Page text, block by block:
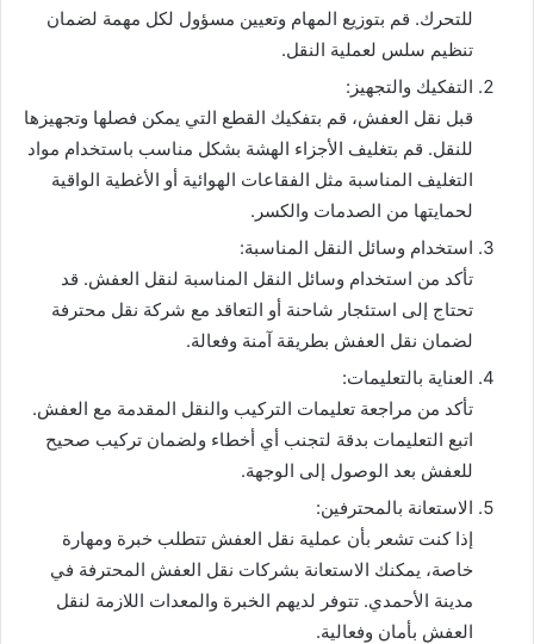
للتحرك. قم بتوزيع المهام وتعيين مسؤول لكل مهمة لضمان
تنظيم سلس لعملية النقل.
التفكيك والتجهيز:
قبل نقل العفش، قم بتفكيك القطع التي يمكن فصلها وتجهيزها
للنقل. قم بتغليف الأجزاء الهشة بشكل مناسب باستخدام مواد
التغليف المناسبة مثل الفقاعات الهوائية أو الأغطية الواقية
لحمايتها من الصدمات والكسر.
استخدام وسائل النقل المناسبة:
تأكد من استخدام وسائل النقل المناسبة لنقل العفش. قد
تحتاج إلى استئجار شاحنة أو التعاقد مع شركة نقل محترفة
لضمان نقل العفش بطريقة آمنة وفعالة.
العناية بالتعليمات:
تأكد من مراجعة تعليمات التركيب والنقل المقدمة مع العفش.
اتبع التعليمات بدقة لتجنب أي أخطاء ولضمان تركيب صحيح
للعفش بعد الوصول إلى الوجهة.
الاستعانة بالمحترفين:
إذا كنت تشعر بأن عملية نقل العفش تتطلب خبرة ومهارة
خاصة، يمكنك الاستعانة بشركات نقل العفش المحترفة في
مدينة الأحمدي. تتوفر لديهم الخبرة والمعدات اللازمة لنقل
العفش بأمان وفعالية.